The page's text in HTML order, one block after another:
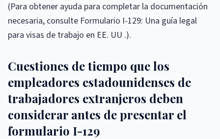
(Para obtener ayuda para completar la documentación
necesaria, consulte Formulario I-129: Una guía legal
para visas de trabajo en EE. UU .).
Cuestiones de tiempo que los
empleadores estadounidenses de
trabajadores extranjeros deben
considerar antes de presentar el
formulario I-129